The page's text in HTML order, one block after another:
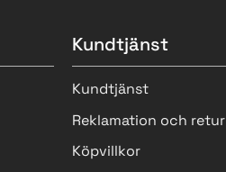
Kundtjänst
Kundtjänst
Reklamation och retur
Köpvillkor